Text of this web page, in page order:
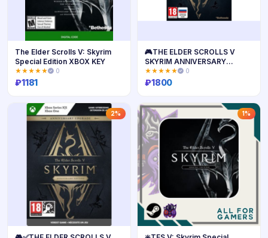
Купить
The Elder Scrolls V: Skyrim
Special Edition XBOX KEY
★★★★★ 0
₽1181
🎮THE ELDER SCROLLS V
SKYRIM ANNIVERSARY
EDITION XBOX🔑
★★★★★ 0
₽1800
2% 1%